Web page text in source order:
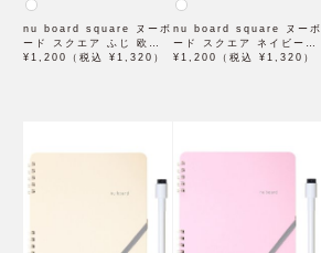
nu board square ヌーボ
ード スクエア ふじ 欧文
印刷
¥1,200（税込 ¥1,320）
nu board square ヌーボ
ード スクエア ネイビー
欧文印刷
¥1,200（税込 ¥1,320）